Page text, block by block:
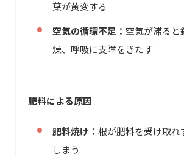
葉が黄変する
空気の循環不足： 空気が滞ると
燥、呼吸に支障をきたす
肥料による原因
肥料焼け： 根が肥料を受け取れ
しまう